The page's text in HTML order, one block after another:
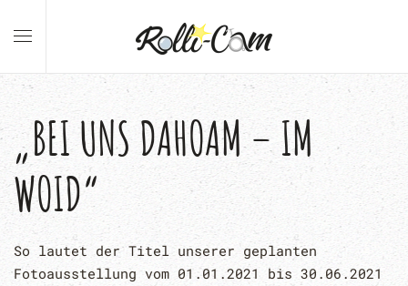
„BEI UNS DAHOAM – IM
WOID“
So lautet der Titel unserer geplanten
Fotoausstellung vom 01.01.2021 bis 30.06.2021